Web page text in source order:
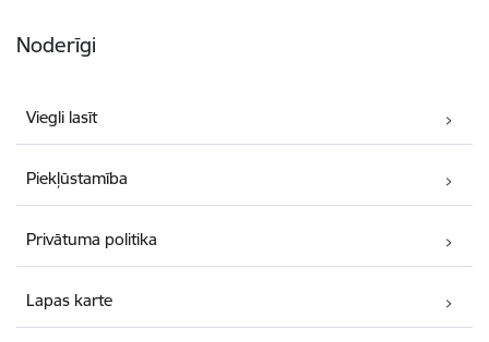
Noderīgi
Viegli lasīt
Piekļūstamība
Privātuma politika
Lapas karte